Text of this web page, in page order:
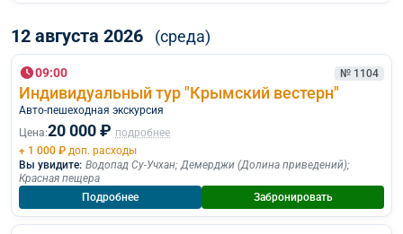
12 августа 2026 (среда)
09:00 № 1104
Индивидуальный тур "Крымский вестерн"
Авто-пешеходная экскурсия
Цена:20 000 ₽ подробнее
+ 1 000 ₽ доп. расходы
Вы увидите: Водопад Су-Учхан;Демерджи (Долина приведений);
Красная пещера
Подробнее
Забронировать